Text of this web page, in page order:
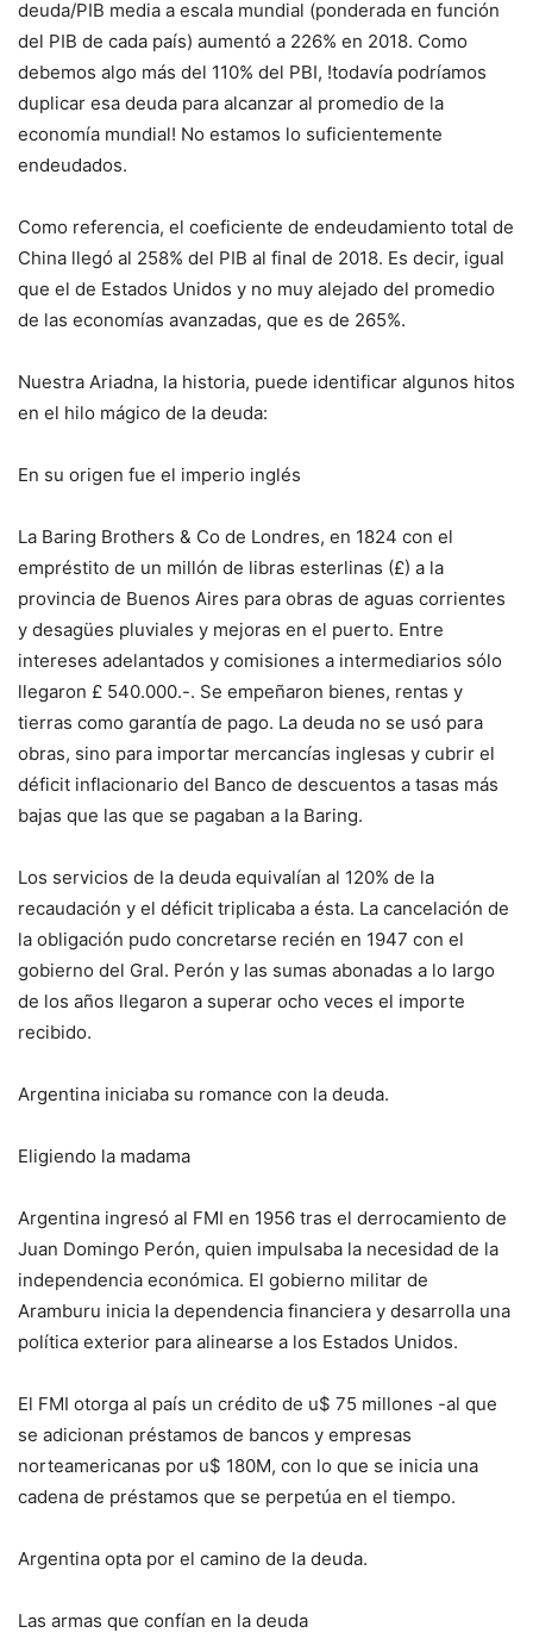
deuda/PIB media a escala mundial (ponderada en función
del PIB de cada país) aumentó a 226% en 2018. Como
debemos algo más del 110% del PBI, !todavía podríamos
duplicar esa deuda para alcanzar al promedio de la
economía mundial! No estamos lo suficientemente
endeudados.
Como referencia, el coeficiente de endeudamiento total de
China llegó al 258% del PIB al final de 2018. Es decir, igual
que el de Estados Unidos y no muy alejado del promedio
de las economías avanzadas, que es de 265%.
Nuestra Ariadna, la historia, puede identificar algunos hitos
en el hilo mágico de la deuda:
En su origen fue el imperio inglés
La Baring Brothers & Co de Londres, en 1824 con el
empréstito de un millón de libras esterlinas (£) a la
provincia de Buenos Aires para obras de aguas corrientes
y desagües pluviales y mejoras en el puerto. Entre
intereses adelantados y comisiones a intermediarios sólo
llegaron £ 540.000.-. Se empeñaron bienes, rentas y
tierras como garantía de pago. La deuda no se usó para
obras, sino para importar mercancías inglesas y cubrir el
déficit inflacionario del Banco de descuentos a tasas más
bajas que las que se pagaban a la Baring.
Los servicios de la deuda equivalían al 120% de la
recaudación y el déficit triplicaba a ésta. La cancelación de
la obligación pudo concretarse recién en 1947 con el
gobierno del Gral. Perón y las sumas abonadas a lo largo
de los años llegaron a superar ocho veces el importe
recibido.
Argentina iniciaba su romance con la deuda.
Eligiendo la madama
Argentina ingresó al FMI en 1956 tras el derrocamiento de
Juan Domingo Perón, quien impulsaba la necesidad de la
independencia económica. El gobierno militar de
Aramburu inicia la dependencia financiera y desarrolla una
política exterior para alinearse a los Estados Unidos.
El FMI otorga al país un crédito de u$ 75 millones -al que
se adicionan préstamos de bancos y empresas
norteamericanas por u$ 180M, con lo que se inicia una
cadena de préstamos que se perpetúa en el tiempo.
Argentina opta por el camino de la deuda.
Las armas que confían en la deuda